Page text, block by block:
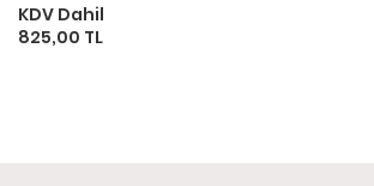
KDV Dahil
825,00 TL